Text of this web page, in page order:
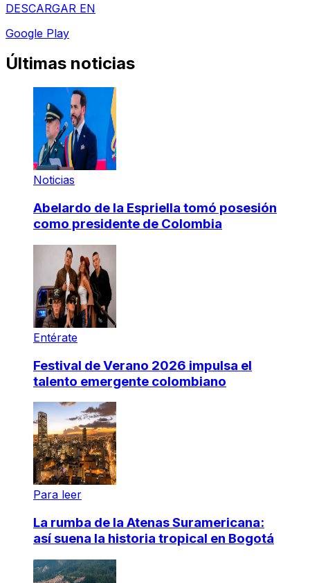
DESCARGAR EN
Google Play
Últimas noticias
Noticias
Abelardo de la Espriella tomó posesión
como presidente de Colombia
Entérate
Festival de Verano 2026 impulsa el
talento emergente colombiano
Para leer
La rumba de la Atenas Suramericana:
así suena la historia tropical en Bogotá